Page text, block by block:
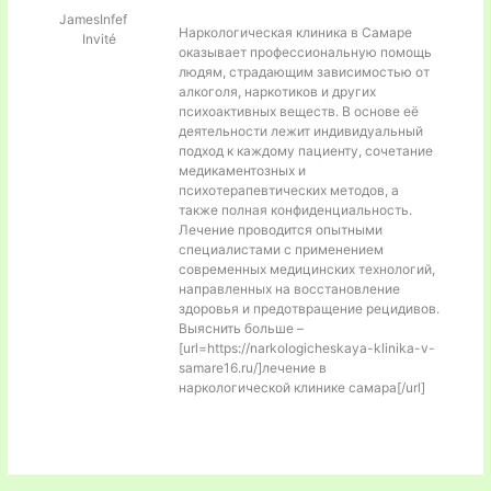
JamesInfef
Invité
Наркологическая клиника в Самаре
оказывает профессиональную помощь
людям, страдающим зависимостью от
алкоголя, наркотиков и других
психоактивных веществ. В основе её
деятельности лежит индивидуальный
подход к каждому пациенту, сочетание
медикаментозных и
психотерапевтических методов, а
также полная конфиденциальность.
Лечение проводится опытными
специалистами с применением
современных медицинских технологий,
направленных на восстановление
здоровья и предотвращение рецидивов.
Выяснить больше –
[url=https://narkologicheskaya-klinika-v-
samare16.ru/]лечение в
наркологической клинике самара[/url]